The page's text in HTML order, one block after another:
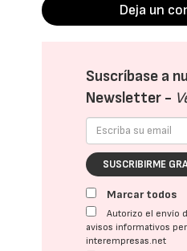
Deja un
Suscríbase a
Newsletter -
SUSCRIBIRME
Marcar todos
Autorizo el envío
avisos informativos
interempresas.net